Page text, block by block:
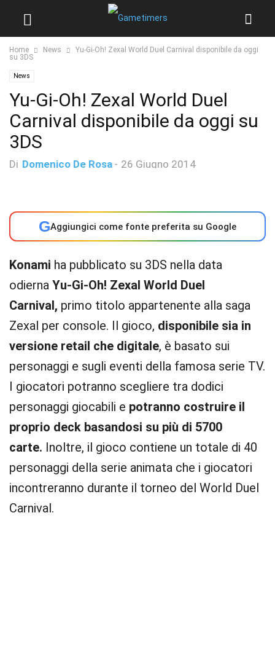
Home News
Yu-Gi-Oh! Zexal World Duel Carnival disponibile da oggi
su 3DS
News
Yu-Gi-Oh! Zexal World Duel
Carnival disponibile da oggi su
3DS
Di Domenico De Rosa - 26 Giugno 2014
GAggiungici come fonte preferita su Google
Konami ha pubblicato su 3DS nella data
odierna Yu-Gi-Oh! Zexal World Duel
Carnival, primo titolo appartenente alla saga
Zexal per console. Il gioco, disponibile sia in
versione retail che digitale, è basato sui
personaggi e sugli eventi della famosa serie TV.
I giocatori potranno scegliere tra dodici
personaggi giocabili e potranno costruire il
proprio deck basandosi su più di 5700
carte. Inoltre, il gioco contiene un totale di 40
personaggi della serie animata che i giocatori
incontreranno durante il torneo del World Duel
Carnival.